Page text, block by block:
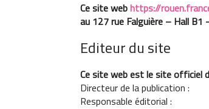
Ce site webhttps://
au 127 rue Falguière – Hall B1
Editeur du site
Ce site web est le site officiel
Directeur de la publication :
Responsable éditorial :